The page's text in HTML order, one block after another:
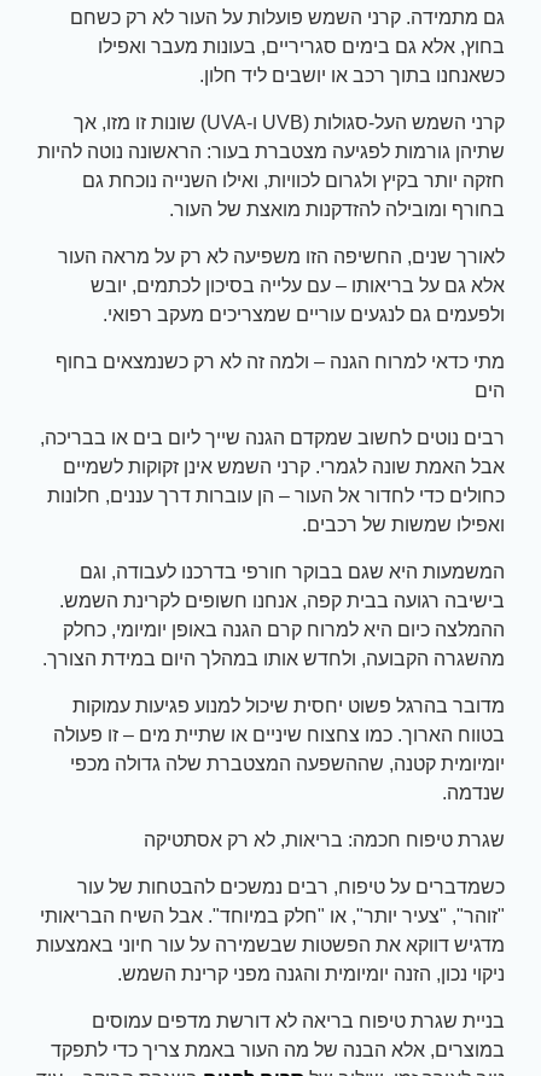
גם מתמידה. קרני השמש פועלות על העור לא רק כשחם
בחוץ, אלא גם בימים סגריריים, בעונות מעבר ואפילו
כשאנחנו בתוך רכב או יושבים ליד חלון.
קרני השמש העל-סגולות (UVB ו-UVA) שונות זו מזו, אך
שתיהן גורמות לפגיעה מצטברת בעור: הראשונה נוטה להיות
חזקה יותר בקיץ ולגרום לכוויות, ואילו השנייה נוכחת גם
בחורף ומובילה להזדקנות מואצת של העור.
לאורך שנים, החשיפה הזו משפיעה לא רק על מראה העור
אלא גם על בריאותו – עם עלייה בסיכון לכתמים, יובש
ולפעמים גם לנגעים עוריים שמצריכים מעקב רפואי.
מתי כדאי למרוח הגנה – ולמה זה לא רק כשנמצאים בחוף
הים
רבים נוטים לחשוב שמקדם הגנה שייך ליום בים או בבריכה,
אבל האמת שונה לגמרי. קרני השמש אינן זקוקות לשמיים
כחולים כדי לחדור אל העור – הן עוברות דרך עננים, חלונות
ואפילו שמשות של רכבים.
המשמעות היא שגם בבוקר חורפי בדרכנו לעבודה, וגם
בישיבה רגועה בבית קפה, אנחנו חשופים לקרינת השמש.
ההמלצה כיום היא למרוח קרם הגנה באופן יומיומי, כחלק
מהשגרה הקבועה, ולחדש אותו במהלך היום במידת הצורך.
מדובר בהרגל פשוט יחסית שיכול למנוע פגיעות עמוקות
בטווח הארוך. כמו צחצוח שיניים או שתיית מים – זו פעולה
יומיומית קטנה, שההשפעה המצטברת שלה גדולה מכפי
שנדמה.
שגרת טיפוח חכמה: בריאות, לא רק אסתטיקה
כשמדברים על טיפוח, רבים נמשכים להבטחות של עור
"זוהר", "צעיר יותר", או "חלק במיוחד". אבל השיח הבריאותי
מדגיש דווקא את הפשטות שבשמירה על עור חיוני באמצעות
ניקוי נכון, הזנה יומיומית והגנה מפני קרינת השמש.
בניית שגרת טיפוח בריאה לא דורשת מדפים עמוסים
במוצרים, אלא הבנה של מה העור באמת צריך כדי לתפקד